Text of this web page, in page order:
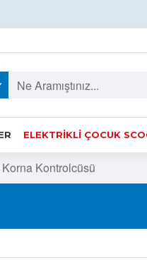
ELEKTRIKLI ÇOCUK
Kontrolcüsü